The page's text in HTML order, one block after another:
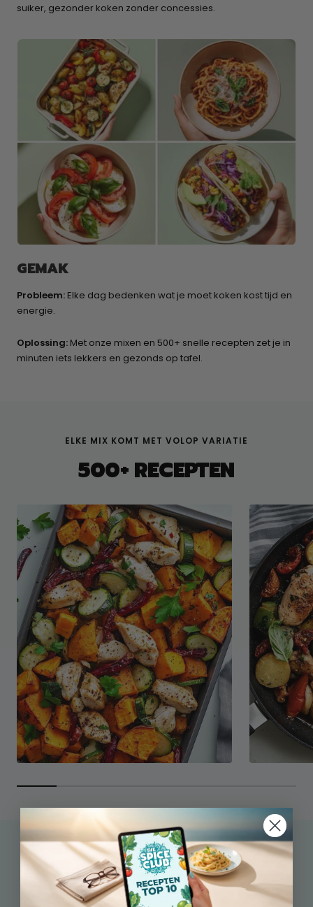
suiker, gezonder koken zonder concessies.
GEMAK
Probleem: Elke dag bedenken wat je moet koken kost tijd en
energie.
Oplossing: Met onze mixen en 500+ snelle recepten zet je in
minuten iets lekkers en gezonds op tafel.
ELKE MIX KOMT MET VOLOP VARIATIE
500+ RECEPTEN